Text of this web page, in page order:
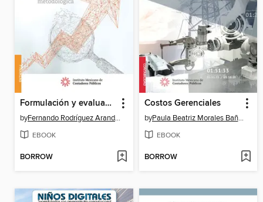
Formulación y evaluación de proyectos de inversión.
by Fernando Rodríguez Aranday
EBOOK
BORROW
Costos Gerenciales
by Paula Beatriz Morales Bañuelos
EBOOK
BORROW